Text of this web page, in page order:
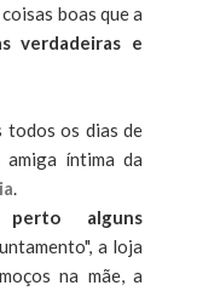
boas que a
verdadeiras e
todos os dias de
íntima da
.
alguns
a loja
na mãe, a